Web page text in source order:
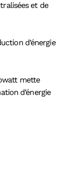
et de
d’énergie
mette
d’énergie